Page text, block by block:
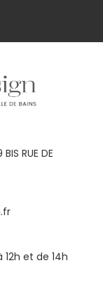
RUE DE
et de 14h